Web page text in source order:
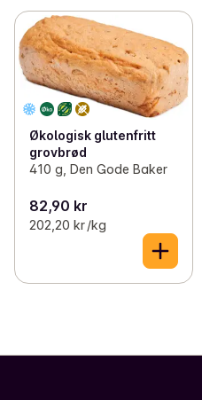
Økologisk glutenfritt
grovbrød
410 g, Den Gode Baker
82,90 kr
202,20 kr /kg